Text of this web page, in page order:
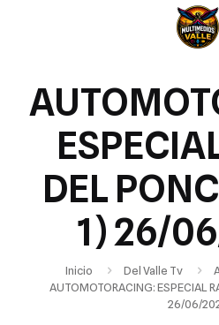
DEL
1) 26/
Inicio Del Valle Tv
AUTOMOTORACING: ESPECIAL
26/06/